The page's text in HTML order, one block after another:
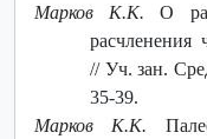
Марков К.К. О
расчленения
// Уч. зан.
35-39.
Марков К.К.